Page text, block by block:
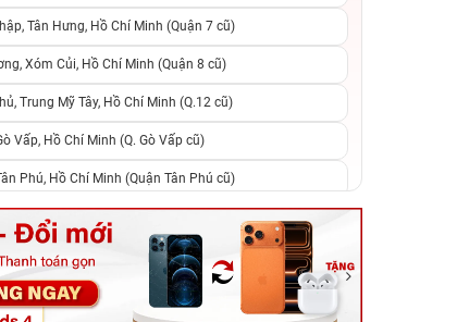
chuyển đổi, 0 gọi người thân
Tân Hưng, Hồ Chí Minh (Quận 7 cũ)
Xóm Củi, Hồ Chí Minh (Quận 8 cũ)
Trung Mỹ Tây, Hồ Chí Minh (Q.12 cũ)
Vấp, Hồ Chí Minh (Q. Gò Vấp cũ)
Phú, Hồ Chí Minh (Quận Tân Phú cũ)
Nhơn Phú, Hồ Chí Minh (Q.9 TP. Thủ Đức cũ)
Đức, Hồ Chí Minh (Bình Thọ, TP. Thủ Đức Cũ)
Dĩ An, Hồ Chí Minh (Bình Dương Cũ)